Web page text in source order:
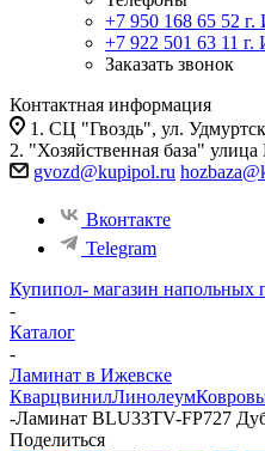
+7 950 168 65 52 г.
+7 922 501 63 11 г.
Заказать звонок
Контактная информация
1. СЦ "Гвоздь", ул.
2. "Хозяйственная база"
gvozd@kupipol.ru
Вконтакте
Telegram
Купипол- магазин напольных
-
Каталог
-
Ламинат в Ижевске
КварцвинилЛинолеум
-Ламинат BLU33TV-FP727
Поделиться